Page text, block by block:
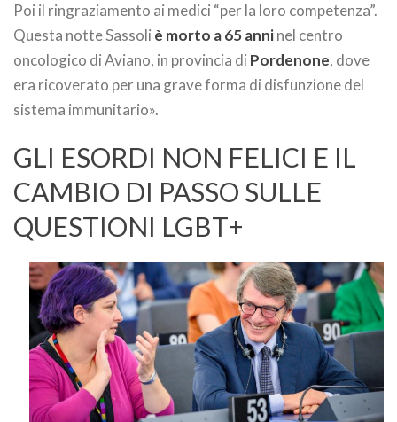
Poi il ringraziamento ai medici “per la loro competenza”.
Questa notte Sassoli è morto a 65 anninel centro
oncologico di Aviano, in provincia di Pordenone, dove
era ricoverato per una grave forma di disfunzione del
sistema immunitario».
GLI ESORDI NON FELICI E IL
CAMBIO DI PASSO SULLE
QUESTIONI LGBT+